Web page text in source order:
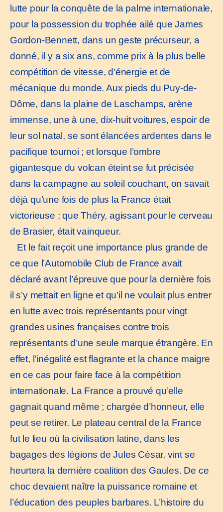
lutte pour la conquête de la palme internationale,
pour la possession du trophée ailé que James
Gordon-Bennett, dans un geste précurseur, a
donné, il y a six ans, comme prix à la plus belle
compétition de vitesse, d’énergie et de
mécanique du monde. Aux pieds du Puy-de-
Dôme, dans la plaine de Laschamps, arène
immense, une à une, dix-huit voitures, espoir de
leur sol natal, se sont élancées ardentes dans le
pacifique tournoi ; et lorsque l’ombre
gigantesque du volcan éteint se fut précisée
dans la campagne au soleil couchant, on savait
déjà qu’une fois de plus la France était
victorieuse ; que Théry, agissant pour le cerveau
de Brasier, était vainqueur.
Et le fait reçoit une importance plus grande de
ce que l’Automobile Club de France avait
déclaré avant l’épreuve que pour la dernière fois
il s’y mettait en ligne et qu’il ne voulait plus entrer
en lutte avec trois représentants pour vingt
grandes usines françaises contre trois
représentants d’une seule marque étrangère. En
effet, l’inégalité est flagrante et la chance maigre
en ce cas pour faire face à la compétition
internationale. La France a prouvé qu’elle
gagnait quand même ; chargée d’honneur, elle
peut se retirer. Le plateau central de la France
fut le lieu où la civilisation latine, dans les
bagages des légions de Jules César, vint se
heurtera la dernière coalition des Gaules. De ce
choc devaient naître la puissance romaine et
l’éducation des peuples barbares. L’histoire du